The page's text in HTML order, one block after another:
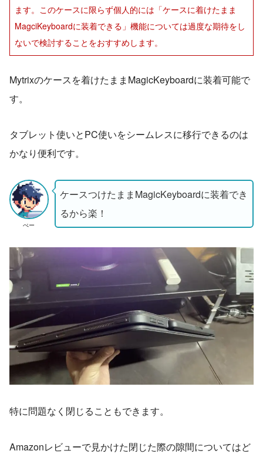
ます。このケースに限らず個人的には「ケースに着けたまま
MagciKeyboardに装着できる」機能については過度な期待をし
ないで検討することをおすすめします。
Mytrixのケースを着けたままMagicKeyboardに装着可能で
す。
タブレット使いとPC使いをシームレスに移行できるのは
かなり便利です。
ぺー
ケースつけたままMagicKeyboardに装着でき
るから楽！
特に問題なく閉じることもできます。
Amazonレビューで見かけた閉じた際の隙間についてはど